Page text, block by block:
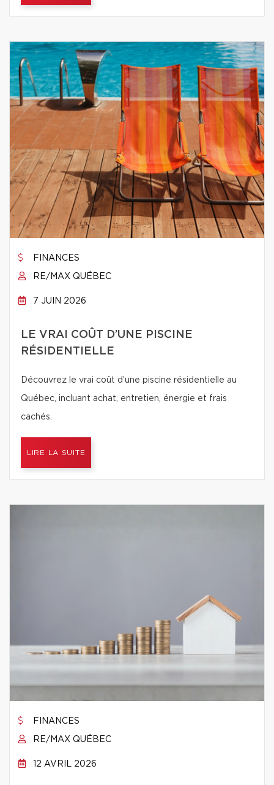
FINANCES
RE/MAX QUÉBEC
7 JUIN 2026
LE VRAI COÛT D’UNE PISCINE
RÉSIDENTIELLE
Découvrez le vrai coût d’une piscine résidentielle au
Québec, incluant achat, entretien, énergie et frais
cachés.
LIRE LA SUITE
FINANCES
RE/MAX QUÉBEC
12 AVRIL 2026